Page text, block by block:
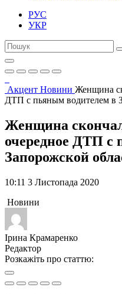
РУС
УКР
Акцент Новини Женщина
ДТП с пьяным водителем в
Женщина
очередное ДТП с
Запорожской
10:11 3 Листопада 2020
Новини
Ірина Крамаренко
Редактор
Розкажіть про статтю: